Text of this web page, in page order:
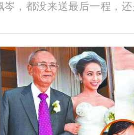
岑，都没来送最后一程，